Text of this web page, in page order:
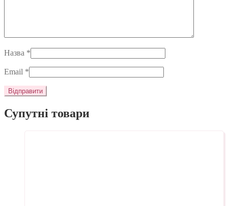
Назва *
Email *
Супутні товари